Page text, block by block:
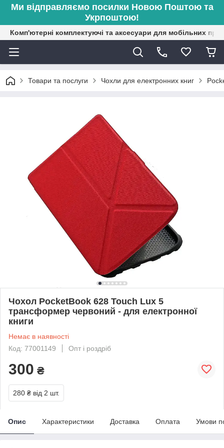
Ми відправляємо посилки Новою Поштою та
Укрпоштою!
Комп'ютерні комплектуючі та аксесуари для мобільних
Товари та послуги Чохли для електронних книг
Чохол PocketBook 628 Touch Lux 5
трансформер червоний - для електронної
книги
Немає в наявності
Код: 77001149
Опт і роздріб
300 ₴
280 ₴ від 2 шт.
Опис Характеристики Доставка Оплата Умови